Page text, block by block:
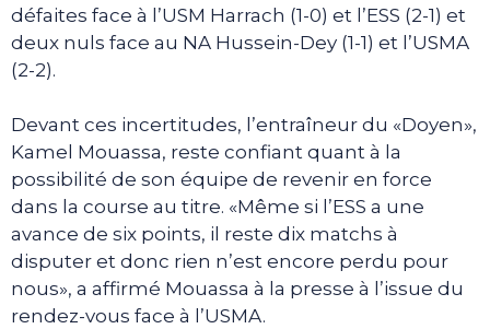
défaites face à l’USM Harrach (1-0) et l’ESS (2-1) et
deux nuls face au NA Hussein-Dey (1-1) et l’USMA
(2-2).
Devant ces incertitudes, l’entraîneur du «Doyen»,
Kamel Mouassa, reste confiant quant à la
possibilité de son équipe de revenir en force
dans la course au titre. «Même si l’ESS a une
avance de six points, il reste dix matchs à
disputer et donc rien n’est encore perdu pour
nous», a affirmé Mouassa à la presse à l’issue du
rendez-vous face à l’USMA.